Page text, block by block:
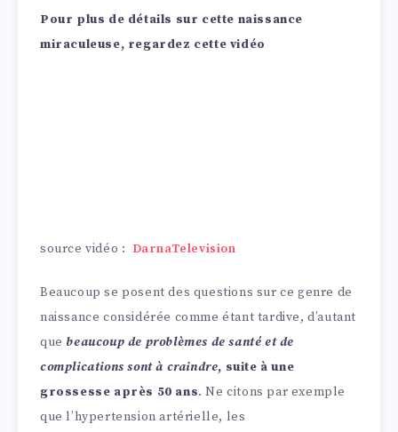
Pour plus de détails sur cette naissance
miraculeuse, regardez cette vidéo
source vidéo : DarnaTelevision
Beaucoup se posent des questions sur ce genre de
naissance considérée comme étant tardive, d’autant
que beaucoup de problèmes de santé et de
complications sont à craindre, suite à une
grossesse après 50 ans. Ne citons par exemple
que l’hypertension artérielle, les